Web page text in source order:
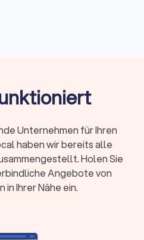
bei Organisation,
Verabschiedung.
, ab etwa4.000 €für
und ab rund
5.000 €
rechnen.
geprüfte Bestatter in
Westfalen) mit echten
transparent
Unternehmen für Ihren
haben wir bereits alle
Holen Sie
Angebote von
in Ihrer Nähe ein.